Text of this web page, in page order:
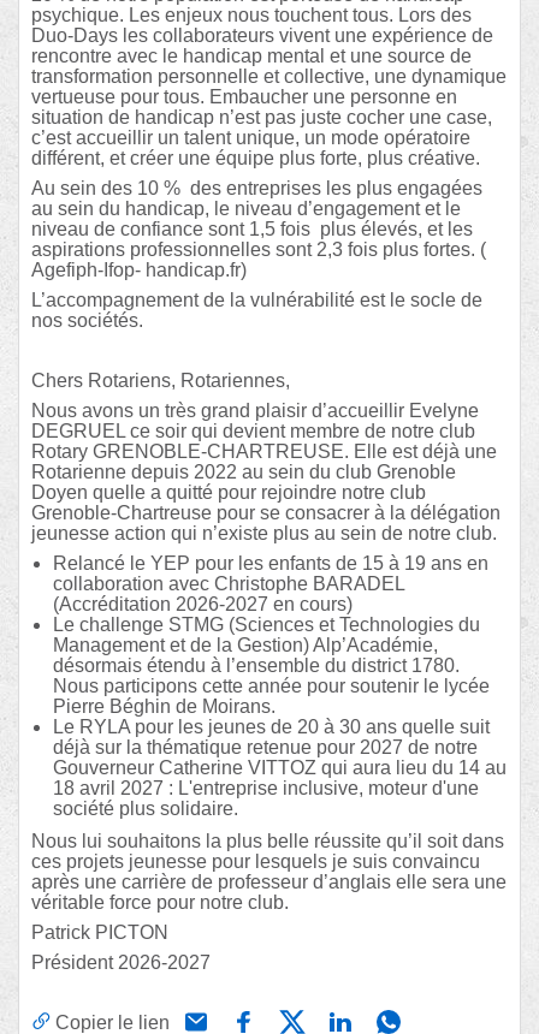
psychique. Les enjeux nous touchent tous. Lors des
Duo-Days les collaborateurs vivent une expérience de
rencontre avec le handicap mental et une source de
transformation personnelle et collective, une dynamique
vertueuse pour tous. Embaucher une personne en
situation de handicap n’est pas juste cocher une case,
c’est accueillir un talent unique, un mode opératoire
différent, et créer une équipe plus forte, plus créative.
Au sein des 10 % des entreprises les plus engagées
au sein du handicap, le niveau d’engagement et le
niveau de confiance sont 1,5 fois plus élevés, et les
aspirations professionnelles sont 2,3 fois plus fortes. (
Agefiph-Ifop- handicap.fr)
L’accompagnement de la vulnérabilité est le socle de
nos sociétés.
Chers Rotariens, Rotariennes,
Nous avons un très grand plaisir d’accueillir Evelyne
DEGRUEL ce soir qui devient membre de notre club
Rotary GRENOBLE-CHARTREUSE. Elle est déjà une
Rotarienne depuis 2022 au sein du club Grenoble
Doyen quelle a quitté pour rejoindre notre club
Grenoble-Chartreuse pour se consacrer à la délégation
jeunesse action qui n’existe plus au sein de notre club.
Relancé le YEP pour les enfants de 15 à 19 ans en
collaboration avec Christophe BARADEL
(Accréditation 2026-2027 en cours)
Le challenge STMG (Sciences et Technologies du
Management et de la Gestion) Alp’Académie,
désormais étendu à l’ensemble du district 1780.
Nous participons cette année pour soutenir le lycée
Pierre Béghin de Moirans.
Le RYLA pour les jeunes de 20 à 30 ans quelle suit
déjà sur la thématique retenue pour 2027 de notre
Gouverneur Catherine VITTOZ qui aura lieu du 14 au
18 avril 2027 : L'entreprise inclusive, moteur d'une
société plus solidaire.
Nous lui souhaitons la plus belle réussite qu’il soit dans
ces projets jeunesse pour lesquels je suis convaincu
après une carrière de professeur d’anglais elle sera une
véritable force pour notre club.
Patrick PICTON
Président 2026-2027
Copier le lien